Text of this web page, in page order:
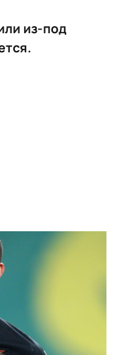
из-под